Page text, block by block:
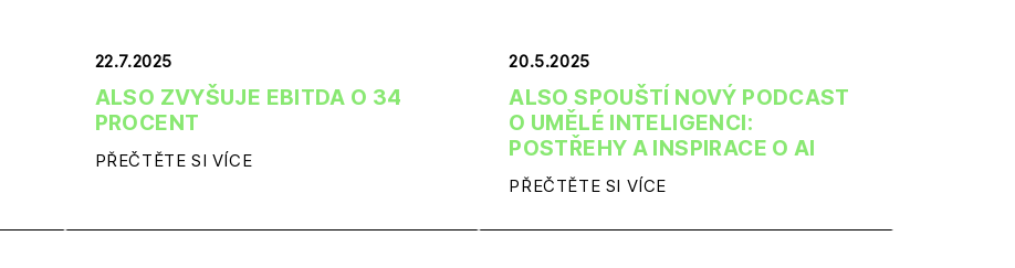
22.7.2025
ALSO ZVYŠUJE EBITDA O 34
PROCENT
PŘEČTĚTE SI VÍCE
20.5.2025
ALSO SPOUŠTÍ NOVÝ PODCAST
O UMĚLÉ INTELIGENCI:
POSTŘEHY A INSPIRACE O AI
PŘEČTĚTE SI VÍCE